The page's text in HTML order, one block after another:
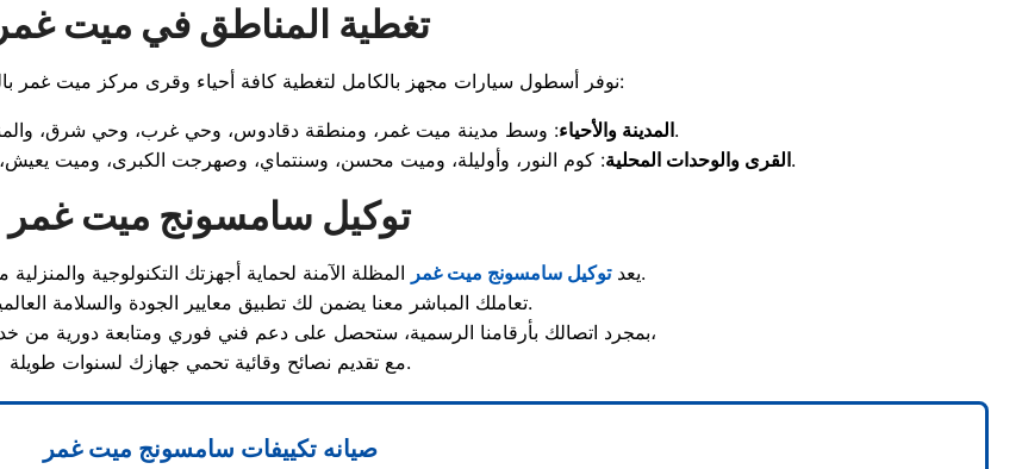
تغطية المناطق في ميت غمر
نوفر أسطول سيارات مجهز بالكامل لتغطية كافة أحياء وقرى مركز ميت غمر بالدقهلية خلال ساعات قليلة:
المدينة والأحياء: وسط مدينة ميت غمر، ومنطقة دقادوس، وحي غرب، وحي شرق، والمناطق الحيوية بالمركز.
القرى والوحدات المحلية: كوم النور، وأوليلة، وميت محسن، وسنتماي، وصهرجت الكبرى، وميت يعيش، وتفهنا الأشراف، وميت ناجي، وبشلا.
توكيل سامسونج ميت غمر
يعدتوكيل سامسونج ميت غمر
المظلة الآمنة لحماية أجهزتك التكنولوجية والمنزلية من عبث المراكز غير المعتمدة.
تعاملك المباشر معنا يضمن لك تطبيق معايير الجودة والسلامة العالمية أثناء الإصلاح.
بمجرد اتصالك بأرقامنا الرسمية، ستحصل على دعم فني فوري ومتابعة دورية من خدمة العملاء لضمان رضاك التام،
مع تقديم نصائح وقائية تحمي جهازك لسنوات طويلة.
صيانه تكييفات سامسونج ميت غمر